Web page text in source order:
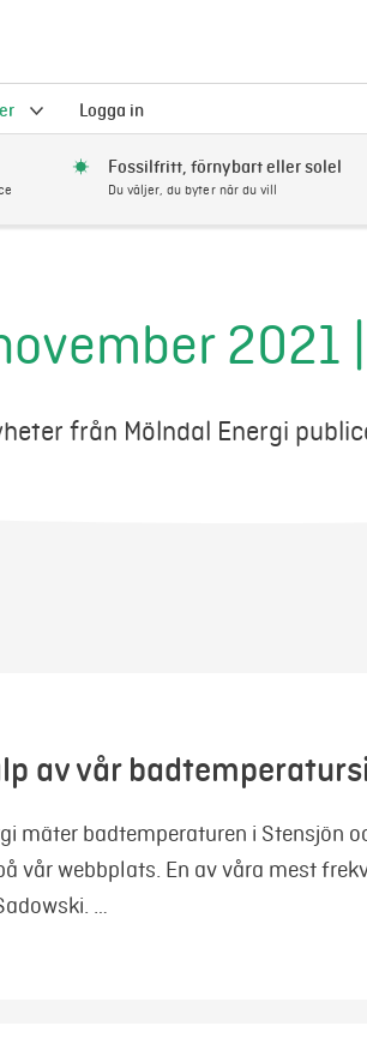
Logga in
Fossilfritt, förnybart eller solel
Du väljer, du byter när du vill
2021
från Mölndal Energi
av vår
mäter badtemperaturen i Stensjön
vår webbplats. En av våra mest
…